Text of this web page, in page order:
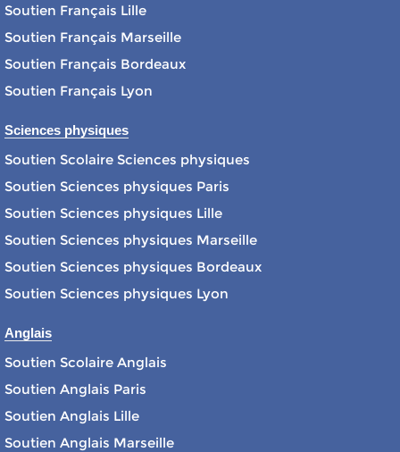
Soutien Français Lille
Soutien Français Marseille
Soutien Français Bordeaux
Soutien Français Lyon
Sciences physiques
Soutien Scolaire Sciences physiques
Soutien Sciences physiques Paris
Soutien Sciences physiques Lille
Soutien Sciences physiques Marseille
Soutien Sciences physiques Bordeaux
Soutien Sciences physiques Lyon
Anglais
Soutien Scolaire Anglais
Soutien Anglais Paris
Soutien Anglais Lille
Soutien Anglais Marseille